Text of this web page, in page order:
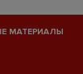
МАТЕРИАЛЫ